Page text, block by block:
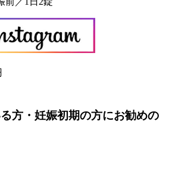
る方・妊娠初期の方にお勧めの